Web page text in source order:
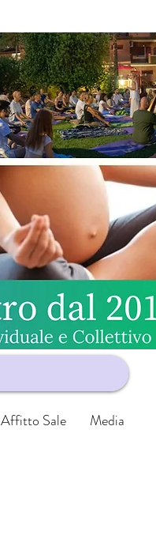
Affitto Sale Media